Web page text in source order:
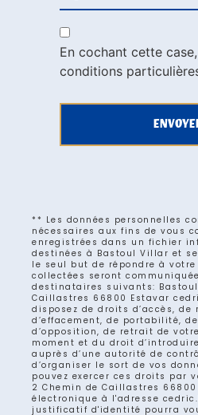
En cochant cette
conditions
** Les données personnelles
nécessaires aux fins de vous
enregistrées dans un fichier
destinées à Bastoul Villar et
le seul but de répondre à votre
collectées seront
destinataires suivants:
Caillastres 66800 Estavar
disposez de droits d’accès,
d’effacement, de portabilité,
d’opposition, de retrait de
moment et du droit
auprès d’une autorité de
d’organiser le sort de vos
pouvez exercer ces droits par
2 Chemin de Caillastres
électronique à l'adresse
justificatif d'identité pourra